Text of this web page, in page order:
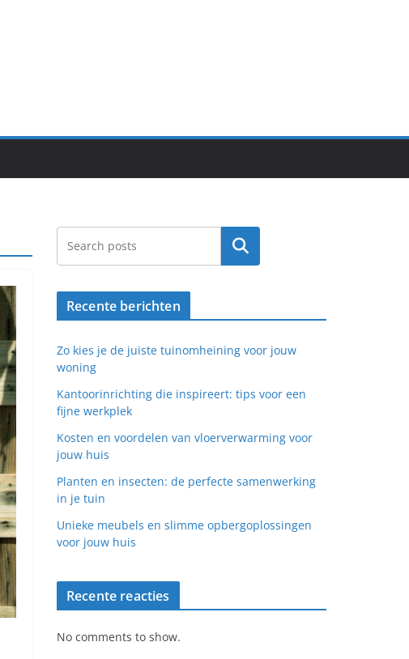
Search
Recente berichten
Zo kies je de juiste tuinomheining voor jouw
woning
Kantoorinrichting die inspireert: tips voor een
fijne werkplek
Kosten en voordelen van vloerverwarming voor
jouw huis
Planten en insecten: de perfecte samenwerking
in je tuin
Unieke meubels en slimme opbergoplossingen
voor jouw huis
Recente reacties
No comments to show.